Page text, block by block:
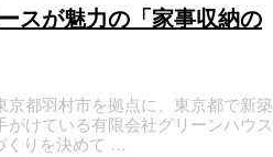
スが魅力の「家事収納の
京都羽村市を拠点に、東京都で新築
がけている有限会社グリーンハウス
りを決めて …